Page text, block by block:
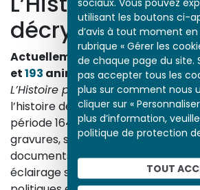
utilisant les boutons ci-
d’avis à tout moment
rubrique « Gérer les
de chaque page du site.
pas accepter tous les
plus sur comment nous
cliquer sur «
plus d’information,
politique de protection
TOUT
décrypte
Actuellement en ligne3153
et193 animations.
L’Histoire par l’imageexplore les
l’histoire de France et les
période 1643-1945. À travers des
gravures, sculptures,
documents d’archives, nos
éclairage sur les réalités sociales,